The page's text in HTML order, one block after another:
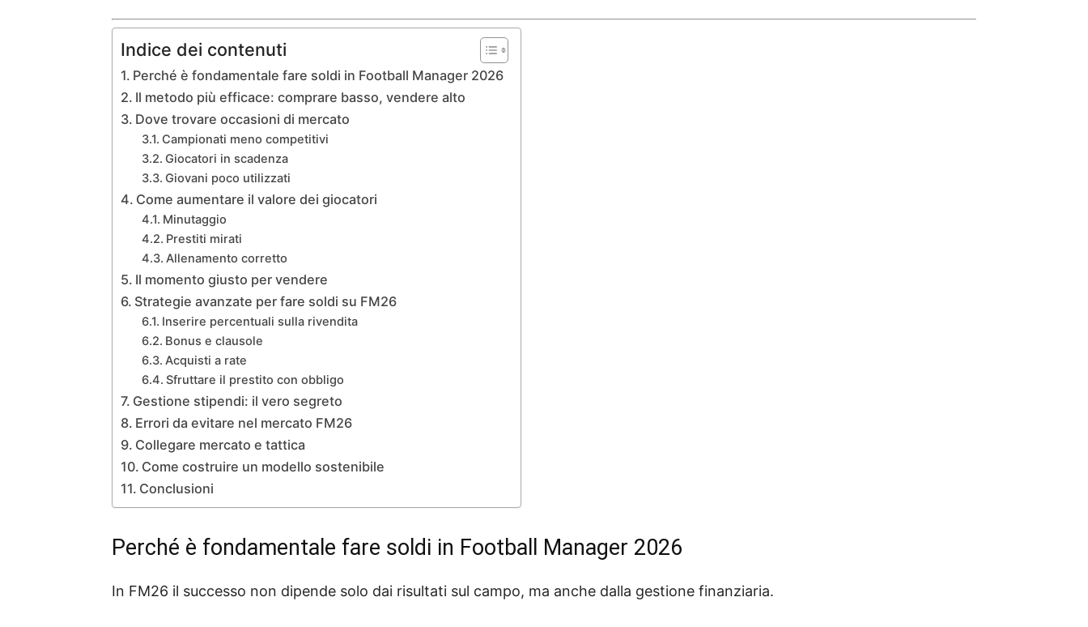
Indice dei contenuti
Perché è fondamentale fare soldi in Football Manager 2026
Il metodo più efficace: comprare basso, vendere alto
Dove trovare occasioni di mercato
Campionati meno competitivi
Giocatori in scadenza
Giovani poco utilizzati
Come aumentare il valore dei giocatori
Minutaggio
Prestiti mirati
Allenamento corretto
Il momento giusto per vendere
Strategie avanzate per fare soldi su FM26
Inserire percentuali sulla rivendita
Bonus e clausole
Acquisti a rate
Sfruttare il prestito con obbligo
Gestione stipendi: il vero segreto
Errori da evitare nel mercato FM26
Collegare mercato e tattica
Come costruire un modello sostenibile
Conclusioni
Perché è fondamentale fare soldi in Football Manager 2026
In FM26 il successo non dipende solo dai risultati sul campo, ma anche dalla gestione finanziaria.